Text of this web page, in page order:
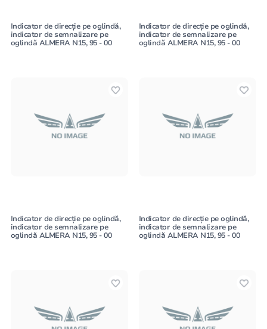
Indicator de direcție pe oglindă,
indicator de semnalizare pe
oglindă ALMERA N15, 95 - 00
Indicator de direcție pe oglindă,
indicator de semnalizare pe
oglindă ALMERA N15, 95 - 00
Indicator de direcție pe oglindă,
indicator de semnalizare pe
oglindă ALMERA N15, 95 - 00
Indicator de direcție pe oglindă,
indicator de semnalizare pe
oglindă ALMERA N15, 95 - 00